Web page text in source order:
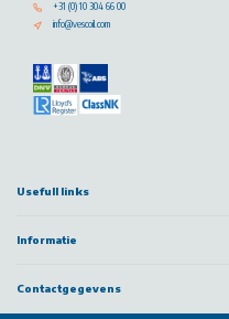
+31 (0) 10 304 66 00
info@vescoil.com
Usefull links
Informatie
Contactgegevens